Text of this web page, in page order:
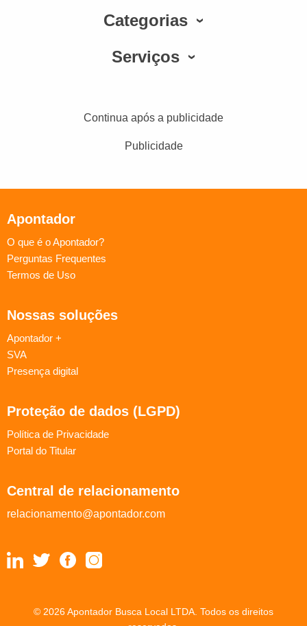
Categorias
Serviços
Continua após a publicidade
Publicidade
Apontador
O que é o Apontador?
Perguntas Frequentes
Termos de Uso
Nossas soluções
Apontador +
SVA
Presença digital
Proteção de dados (LGPD)
Política de Privacidade
Portal do Titular
Central de relacionamento
relacionamento@apontador.com
© 2026 Apontador Busca Local LTDA. Todos os direitos